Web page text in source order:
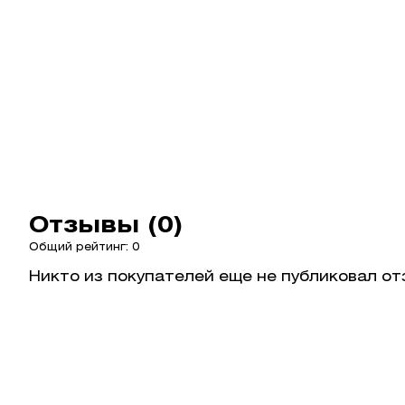
Отзывы (0)
Общий рейтинг: 0
Никто из покупателей еще не публиковал